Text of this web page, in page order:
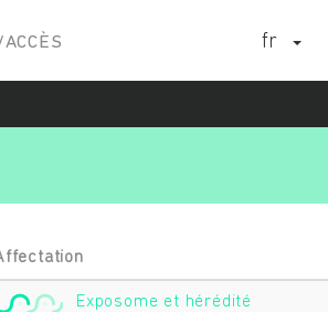
fr
Exposome et hérédité